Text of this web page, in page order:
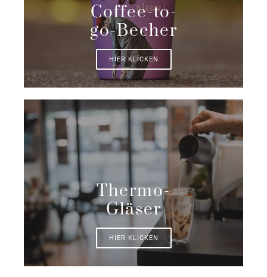
Coffee-to-
go-Becher
HIER KLICKEN
Thermo-
Gläser
HIER KLICKEN